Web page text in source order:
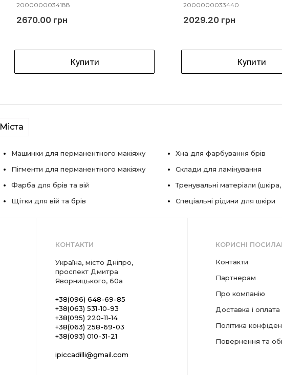
2000000034188
2670.00 грн
Купити
2000000033440
2029.20 грн
Купити
Міста
Машинки для перманентного макіяжу
Пігменти для перманентного макіяжу
Фарба для брів та вій
Щітки для вій та брів
Хна для фарбування брів
Склади для ламінування
Тренувальні матеріали
Спеціальні рідини для шкіри
КОНТАКТИ
Україна, місто Дніпро,
проспект Дмитра
Яворницького, 60а
+38(096) 648-69-85
+38(063) 531-10-93
+38(095) 220-11-14
+38(063) 258-69-03
+38(093) 010-31-21
ipiccadilli@gmail.com
КОРИСНІ
Контакти
Партнерам
Про компанію
Доставка і оплата
Політика
Повернення та